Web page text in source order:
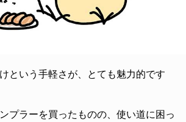
という手軽さが、とても魅力的です
プラーを買ったものの、使い道に困っ